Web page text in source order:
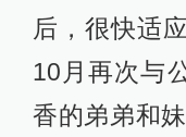
后，很快适
10月再次与
香的弟弟和